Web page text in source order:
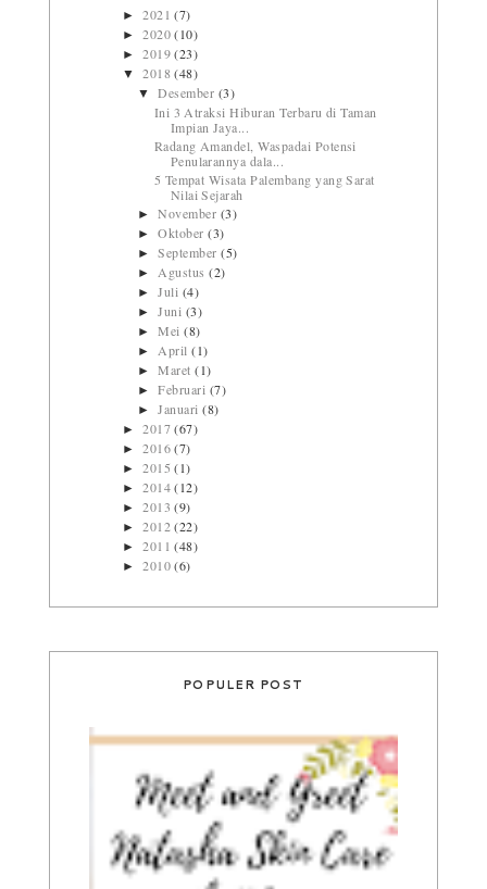
►2021(7)
►2020(10)
►2019(23)
▼2018(48)
▼Desember (3)
Ini 3 Atraksi Hiburan Terbaru di Taman
Impian Jaya...
Radang Amandel, Waspadai Potensi
Penularannya dala...
5 Tempat Wisata Palembang yang Sarat
Nilai Sejarah
►November (3)
►Oktober(3)
►September(5)
►Agustus(2)
►Juli (4)
►Juni (3)
►Mei(8)
►April(1)
►Maret(1)
►Februari (7)
►Januari(8)
►2017(67)
►2016(7)
►2015(1)
►2014(12)
►2013(9)
►2012(22)
►2011(48)
►2010(6)
POPULER POST